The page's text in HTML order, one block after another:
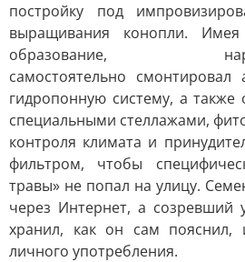
постройку под
выращивания конопли.
образование,
самостоятельно смонтировал
гидропонную систему, а
специальными стеллажами,
контроля климата и
фильтром, чтобы
травы» не попал на улицу.
через Интернет, а созревший
хранил, как он сам пояснил,
личного употребления.